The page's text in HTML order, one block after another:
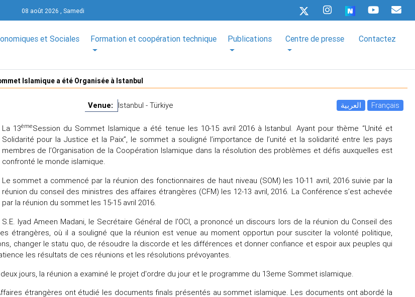
08 août 2026 , Samedi
et Sociales Formation et coopération technique Publications Centre de presse Contactez
Islamique a été Organisée à Istanbul
Venue: Istanbul - Türkiye العربية Français
La 13èmeSession du Sommet Islamique a été tenue les 10-15 avril 2016 à Istanbul. Ayant pour thème “Unité et
Solidarité pour la Justice et la Paix”, le sommet a souligné l’importance de l’unité et la solidarité entre les pays
membres de l’Organisation de la Coopération Islamique dans la résolution des problèmes et défis auxquelles est
confronté le monde islamique.
Le sommet a commencé par la réunion des fonctionnaires de haut niveau (SOM) les 10-11 avril, 2016 suivie par la
réunion du conseil des ministres des affaires étrangères (CFM) les 12-13 avril, 2016. La Conférence s’est achevée
par la réunion du sommet les 15-15 avril 2016.
S.E. Iyad Ameen Madani, le Secrétaire Général de l'OCI, a prononcé un discours lors de la réunion du Conseil des
étrangères, où il a souligné que la réunion est venue au moment opportun pour susciter la volonté politique,
changer le statu quo, de résoudre la discorde et les différences et donner confiance et espoir aux peuples qui
les résultats de ces réunions et les résolutions prévoyantes.
jours, la réunion a examiné le projet d'ordre du jour et le programme du 13eme Sommet islamique.
étrangères ont étudié les documents finals présentés au sommet islamique. Les documents ont abordé la